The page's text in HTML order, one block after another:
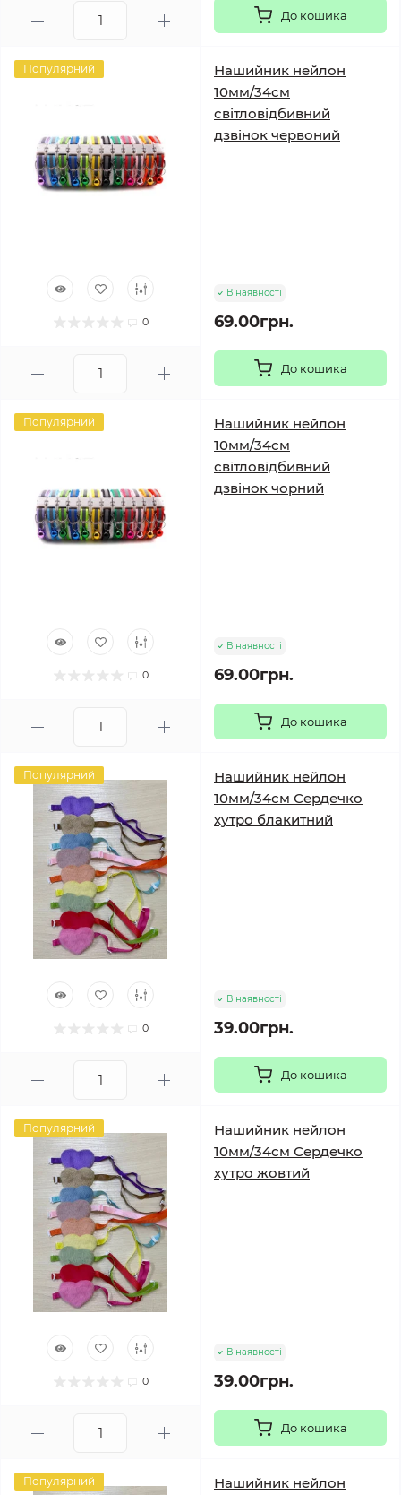
До кошика
Популярний
0
Нашийник нейлон
10мм/34см
світловідбивний
дзвінок червоний
В наявності
69.00грн.
До кошика
Популярний
0
Нашийник нейлон
10мм/34см
світловідбивний
дзвінок чорний
В наявності
69.00грн.
До кошика
Популярний
0
Нашийник нейлон
10мм/34см Сердечко
хутро блакитний
В наявності
39.00грн.
До кошика
Популярний
0
Нашийник нейлон
10мм/34см Сердечко
хутро жовтий
В наявності
39.00грн.
До кошика
Популярний
Нашийник нейлон